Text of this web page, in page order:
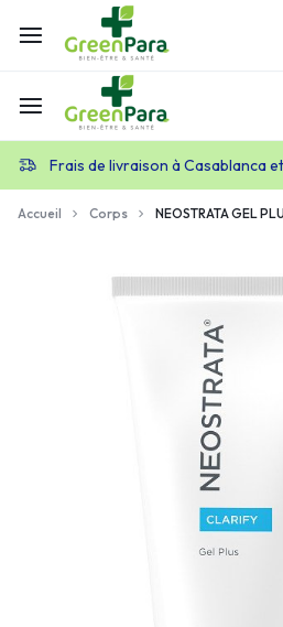
Frais de livraison à Casablanca
Accueil Corps NEOSTRATA GEL